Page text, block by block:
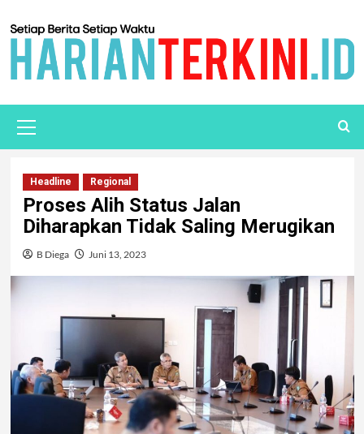
Headline Regional
Proses Alih Status Jalan
Diharapkan Tidak Saling Merugikan
B Diega Juni 13, 2023